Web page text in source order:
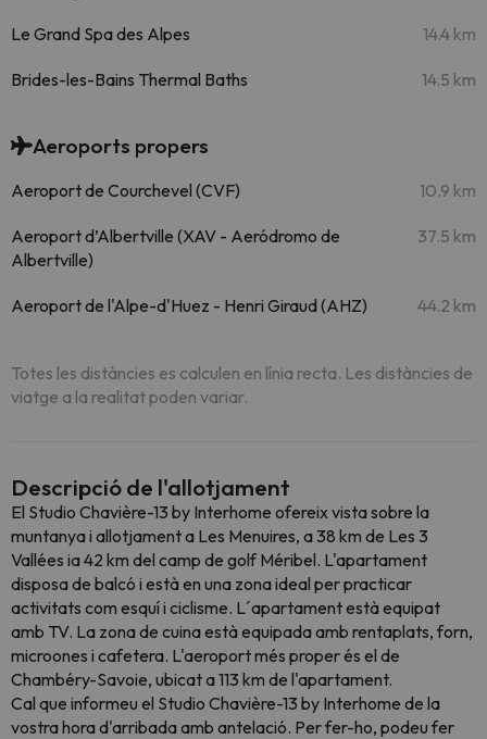
Le Grand Spa des Alpes 14.4 km
Brides-les-Bains Thermal Baths 14.5 km
Aeroports propers
Aeroport de Courchevel (CVF) 10.9 km
Aeroport d’Albertville (XAV - Aeródromo de
Albertville)
37.5 km
Aeroport de l'Alpe-d'Huez - Henri Giraud (AHZ) 44.2 km
Totes les distàncies es calculen en línia recta. Les distàncies de
viatge a la realitat poden variar.
Descripció de l'allotjament
El Studio Chavière-13 by Interhome ofereix vista sobre la
muntanya i allotjament a Les Menuires, a 38 km de Les 3
Vallées ia 42 km del camp de golf Méribel. L'apartament
disposa de balcó i està en una zona ideal per practicar
activitats com esquí i ciclisme. L´apartament està equipat
amb TV. La zona de cuina està equipada amb rentaplats, forn,
microones i cafetera. L'aeroport més proper és el de
Chambéry-Savoie, ubicat a 113 km de l'apartament.
Cal que informeu el Studio Chavière-13 by Interhome de la
vostra hora d'arribada amb antelació. Per fer-ho, podeu fer